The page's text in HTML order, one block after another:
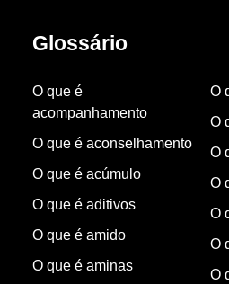
Glossário
O que é
acompanhamento
O que é aconselhamento
O que é acúmulo
O que é aditivos
O que é amido
O que é aminas
O
O
O
O
O
O
O